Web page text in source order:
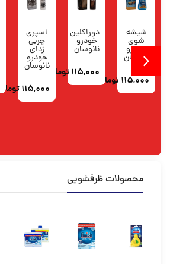
شیشه
شوی
خودرو
نانوسان
115,000تومان
دوراکلین
خودرو
نانوسان
115,000تومان
اسپری
چربی
زدای
خودرو
نانوسان
115,000تومان
محصولات ظرفشویی